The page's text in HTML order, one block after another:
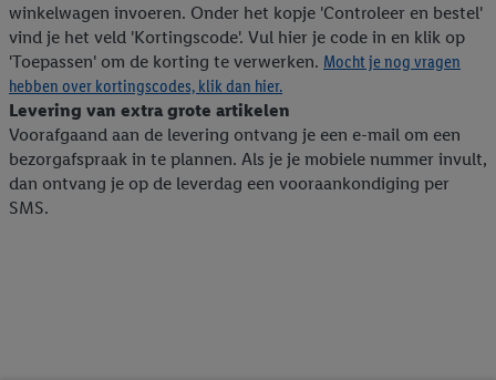
winkelwagen invoeren. Onder het kopje 'Controleer en bestel'
vind je het veld 'Kortingscode'. Vul hier je code in en klik op
'Toepassen' om de korting te verwerken. Mocht je nog vragen
hebben over kortingscodes, klik dan hier.
Levering van extra grote artikelen
Voorafgaand aan de levering ontvang je een e-mail om een
bezorgafspraak in te plannen. Als je je mobiele nummer invult,
dan ontvang je op de leverdag een vooraankondiging per
SMS.